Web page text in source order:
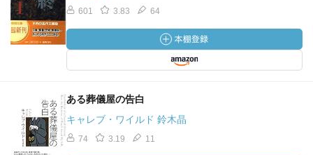
601 3.83 64
ある葬儀屋の告白
キャレブ・ワイルド 鈴木晶
74 3.19 11